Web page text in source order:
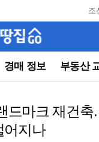
조
경매 정보 부동산
드마크 재건
어지나